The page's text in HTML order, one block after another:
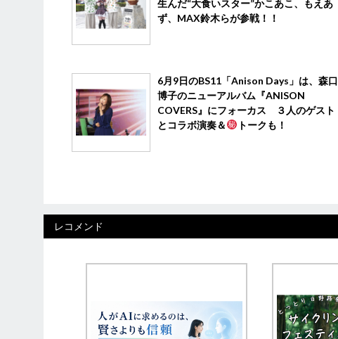
生んだ“大食いスター”かこあこ、もえあ
ず、MAX鈴木らが参戦！！
6月9日のBS11「Anison Days」は、森口
博子のニューアルバム『ANISON
COVERS』にフォーカス ３人のゲスト
とコラボ演奏＆
トークも！
レコメンド